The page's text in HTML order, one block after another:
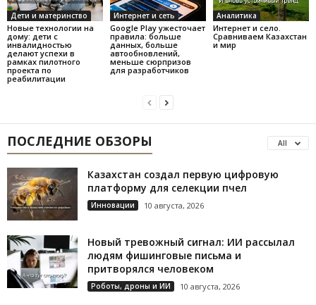
Дети и материнство
Новые технологии на
дому: дети с
инвалидностью
делают успехи в
рамках пилотного
проекта по
реабилитации
Интернет и сеть
Google Play ужесточает
правила: больше
данных, больше
автообновлений,
меньше сюрпризов
для разработчиков
Аналитика
Интернет и село.
Сравниваем Казахстан
и мир
ПОСЛЕДНИЕ ОБЗОРЫ All
Казахстан создал первую цифровую
платформу для селекции пчел
Инновации 10 августа, 2026
Новый тревожный сигнал: ИИ рассылал
людям фишинговые письма и
притворялся человеком
Роботы, дроны и ИИ 10 августа, 2026